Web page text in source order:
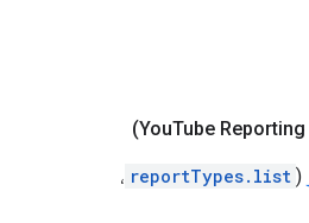
Tube Reporting
(
reportTypes.list ،